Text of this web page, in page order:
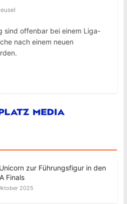
sind offenbar bei einem Liga-
nach einem neuen
zur Führungsfigur in den
Finals
2025